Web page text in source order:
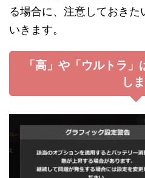
る場合に、注意しておき
いきます。
「高」や「ウルトラ
し